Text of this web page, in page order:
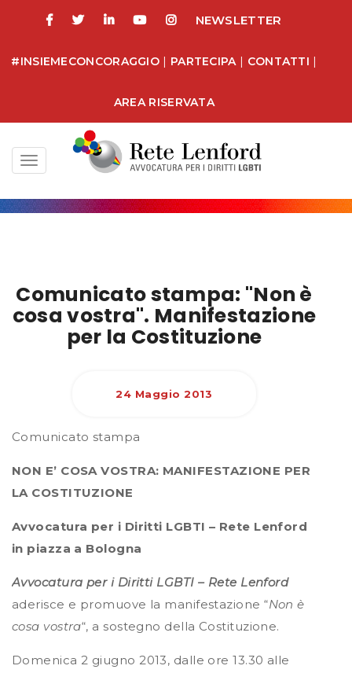
NEWSLETTER
#INSIEMECONCORAGGIO | PARTECIPA | CONTATTI |
AREA RISERVATA
Toggle
navigation
Comunicato stampa: "Non è
cosa vostra". Manifestazione
per la Costituzione
24 Maggio 2013
Comunicato stampa
NON E’ COSA VOSTRA: MANIFESTAZIONE PER
LA COSTITUZIONE
Avvocatura per i Diritti LGBTI – Rete Lenford
in piazza a Bologna
Avvocatura per i Diritti LGBTI – Rete Lenford
aderisce e promuove la manifestazione “Non è
cosa vostra“, a sostegno della Costituzione.
Domenica 2 giugno 2013, dalle ore 13.30 alle